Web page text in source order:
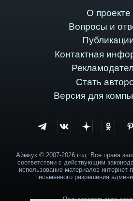
О проекте
Вопросы и
Контактная
Стать
Версия для
Аймкук © 2007-2026 год. Все права
соответствии с действующим
использование материалов интернет-
письменного разрешения
Пользовательское